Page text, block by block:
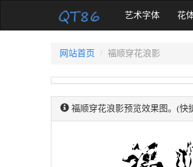
艺术字体(current)
花
网站首页 福顺穿花浪影
福顺穿花浪影预览效果图。(快